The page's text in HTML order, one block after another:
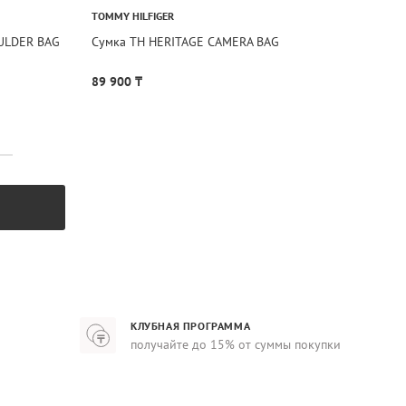
BAG
TOMMY HILFIGER
Сумка TH HERITAGE CAMERA BAG
89 900 ₸
КЛУБНАЯ ПРОГРАММА
получайте до 15% от суммы покупки